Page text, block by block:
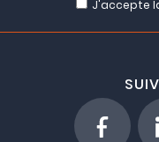
J'accepte